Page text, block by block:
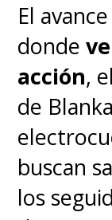
El
donde
acción,
de
buscan
los